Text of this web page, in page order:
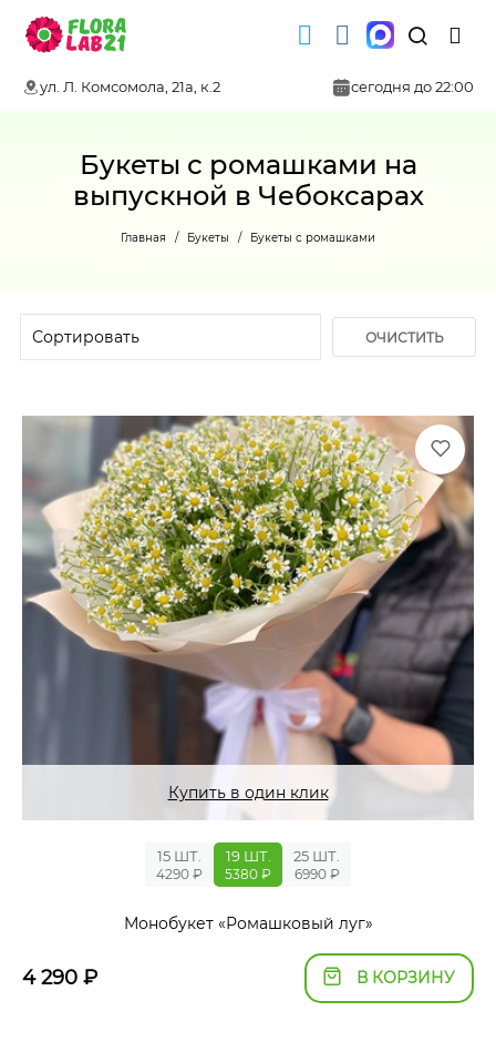
ул. Л. Комсомола, 21а, к.2 сегодня до 22:00
Букеты с ромашками на
выпускной в Чебоксарах
Главная Букеты Букеты с ромашками
ОЧИСТИТЬ
Купить в один клик
15 ШТ.
4290 ₽
19 ШТ.
5380 ₽
25 ШТ.
6990 ₽
Монобукет «Ромашковый луг»
4 290 ₽ В КОРЗИНУ